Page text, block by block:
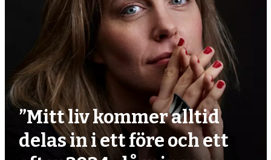
”Mitt liv kommer alltid
delas in i ett före och ett